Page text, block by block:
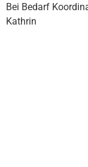
Bei Bedarf
Kathrin